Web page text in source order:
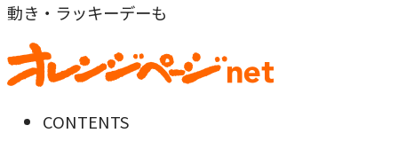
動き・ラッキーデーも
CONTENTS